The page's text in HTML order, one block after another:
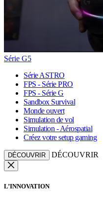
Série G5
Série ASTRO
FPS - Série PRO
FPS - Série G
Sandbox Survival
Monde ouvert
Simulation de vol
Simulation - Aérospatial
Créez votre setup gaming
DÉCOUVRIR DÉCOUVRIR
L’INNOVATION